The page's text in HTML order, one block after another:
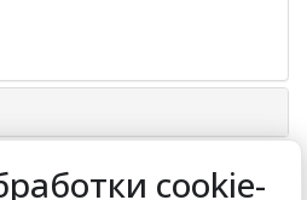
cookie-